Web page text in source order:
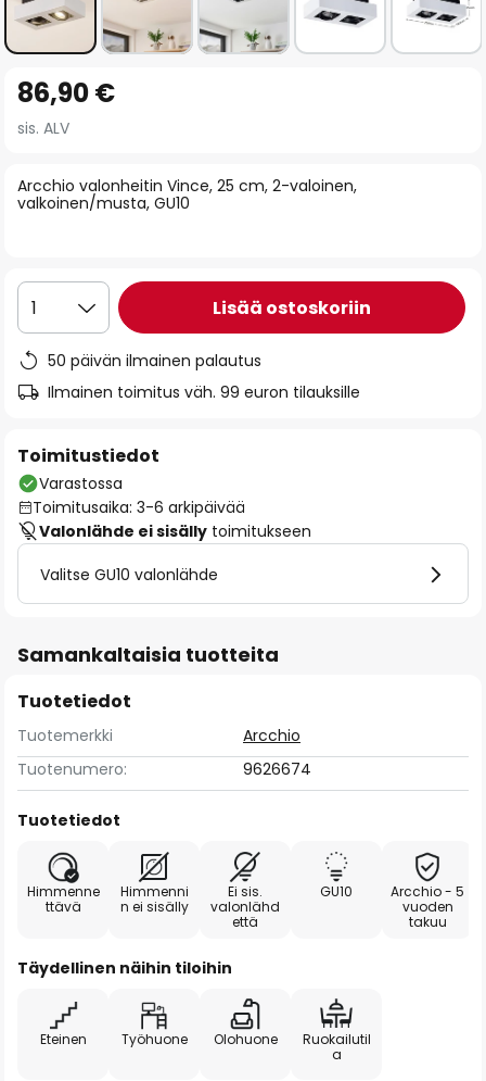
to
the
of
the
Arcchio valonheitin Vince, 25 cm, 2-valoinen,
valkoinen/musta, GU10
86,90 €
sis. ALV
1 Lisää ostoskoriin
50 päivän ilmainen palautus
Ilmainen toimitus väh. 99 euron tilauksille
Toimitustiedot
Varastossa
Toimitusaika: 3-6 arkipäivää
Valonlähde ei sisälly toimitukseen
Valitse GU10 valonlähde
Samankaltaisia tuotteita
Tuotetiedot
Tuotemerkki
Arcchio
Tuotenumero:
9626674
Tuotetiedot
Himmenne
ttävä
Himmenni
n ei sisälly
Ei sis.
valonlähd
että
GU10
Arcchio - 5
vuoden
takuu
Täydellinen näihin tiloihin
Eteinen Työhuone Olohuone
Ruokailutil
a